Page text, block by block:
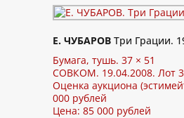
Е. ЧУБАРОВ Три Грации.
Бумага, тушь. 37 × 51
СОВКОМ. 19.04.2008. Лот
Оценка аукциона
000 рублей
Цена: 85 000 рублей